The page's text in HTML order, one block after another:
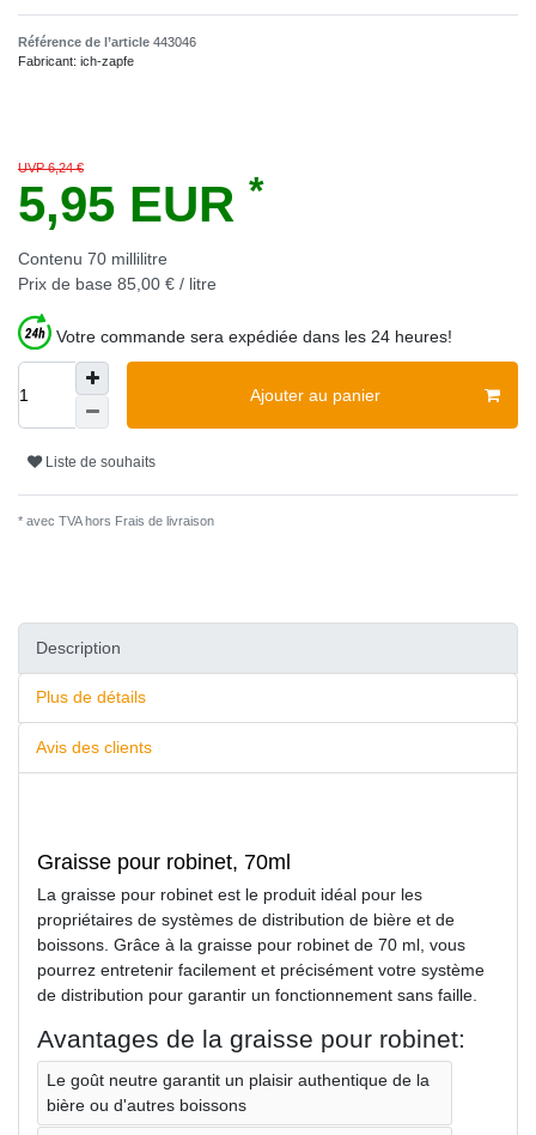
Référence de l’article 443046
Fabricant: ich-zapfe
UVP 6,24 €
5,95 EUR *
Contenu 70 millilitre
Prix de base 85,00 € / litre
Votre commande sera expédiée dans les 24 heures!
Ajouter au panier
Liste de souhaits
* avec TVA hors Frais de livraison
Description
Plus de détails
Avis des clients
Graisse pour robinet, 70ml
La graisse pour robinet est le produit idéal pour les
propriétaires de systèmes de distribution de bière et de
boissons. Grâce à la graisse pour robinet de 70 ml, vous
pourrez entretenir facilement et précisément votre système
de distribution pour garantir un fonctionnement sans faille.
Avantages de la graisse pour robinet:
Le goût neutre garantit un plaisir authentique de la
bière ou d'autres boissons